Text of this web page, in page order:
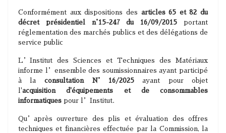
Conformément aux dispositions des articles 65 et 82 du
décret présidentiel n°15-247 du 16/09/2015 portant
réglementation des marchés publics et des délégations de
service public
L’Institut des Sciences et Techniques des Matériaux
informe l’ensemble des soumissionnaires ayant participé
à la consultation N° 16/2025ayant pour objet
l'acquisition d'équipements et de consommables
informatiques pour l’Institut.
Qu’après ouverture des plis et évaluation des offres
techniques et financières effectuée par la Commission, la